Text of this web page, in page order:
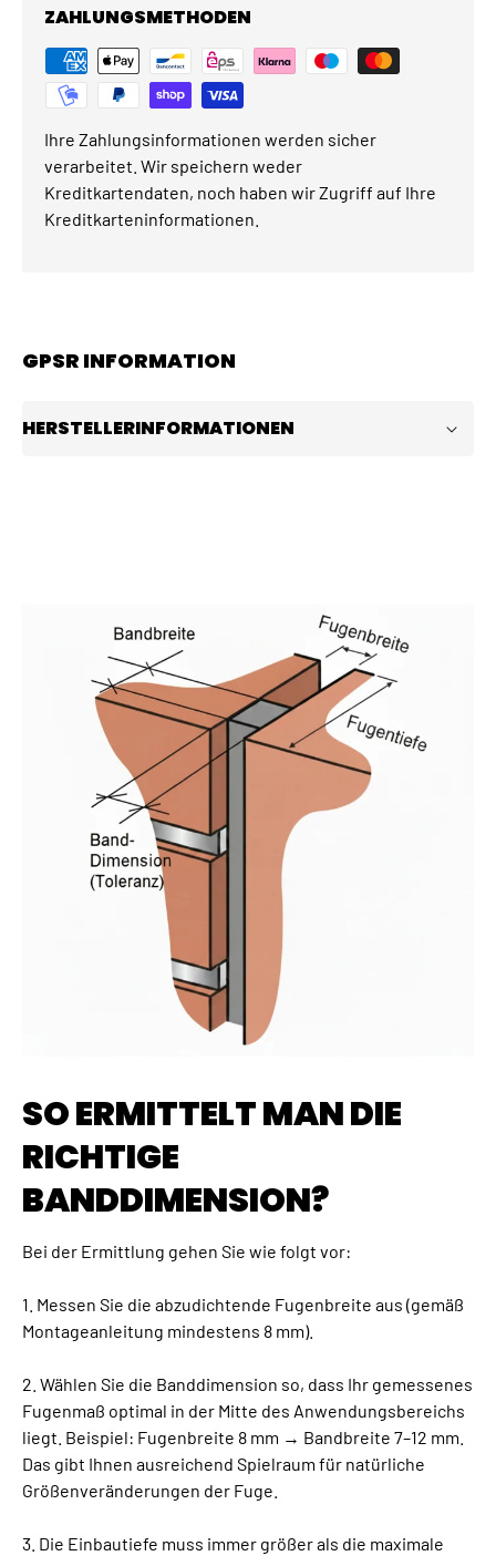
ZAHLUNGSMETHODEN
Ihre Zahlungsinformationen werden sicher
verarbeitet. Wir speichern weder
Kreditkartendaten, noch haben wir Zugriff auf Ihre
Kreditkarteninformationen.
GPSR INFORMATION
HERSTELLERINFORMATIONEN
SO ERMITTELT MAN DIE
RICHTIGE
BANDDIMENSION?
Bei der Ermittlung gehen Sie wie folgt vor:
1. Messen Sie die abzudichtende Fugenbreite aus (gemäß
Montageanleitung mindestens 8 mm).
2. Wählen Sie die Banddimension so, dass Ihr gemessenes
Fugenmaß optimal in der Mitte des Anwendungsbereichs
liegt. Beispiel: Fugenbreite 8 mm → Bandbreite 7–12 mm.
Das gibt Ihnen ausreichend Spielraum für natürliche
Größenveränderungen der Fuge.
3. Die Einbautiefe muss immer größer als die maximale